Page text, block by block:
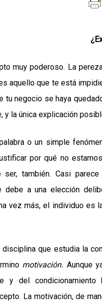
muy poderoso. La
aquello que te está
tu negocio se haya
y la única explicación
o un simple
por qué no
también. Casi
a una elección
vez más, el individuo es
que estudia la
motivación. Aunque
y del
La motivación, de